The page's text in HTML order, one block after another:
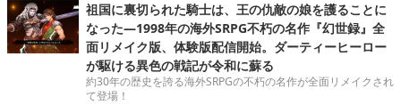
祖国に裏切られた騎士は、王の仇敵の娘を護ることに
なった―1998年の海外SRPG不朽の名作『幻世録』全
面リメイク版、体験版配信開始。ダーティーヒーロー
が駆ける異色の戦記が令和に蘇る
約30年の歴史を誇る海外SRPGの不朽の名作が全面リメイクされ
て登場！